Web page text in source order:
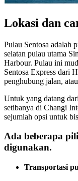
Lokasi dan
Pulau Sentosa adalah
selatan pulau utama
Harbour. Pulau ini
Sentosa Express dari
penghubung jalan,
Untuk yang datang
setibanya di Changi
sejumlah opsi untuk
Ada beberapa
digunakan.
Transportasi